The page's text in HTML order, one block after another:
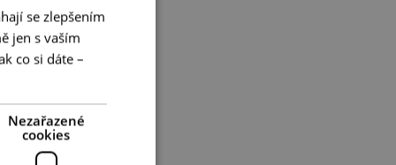
se zlepšením
jen s vaším
co si dáte –
Nezařazené
cookies